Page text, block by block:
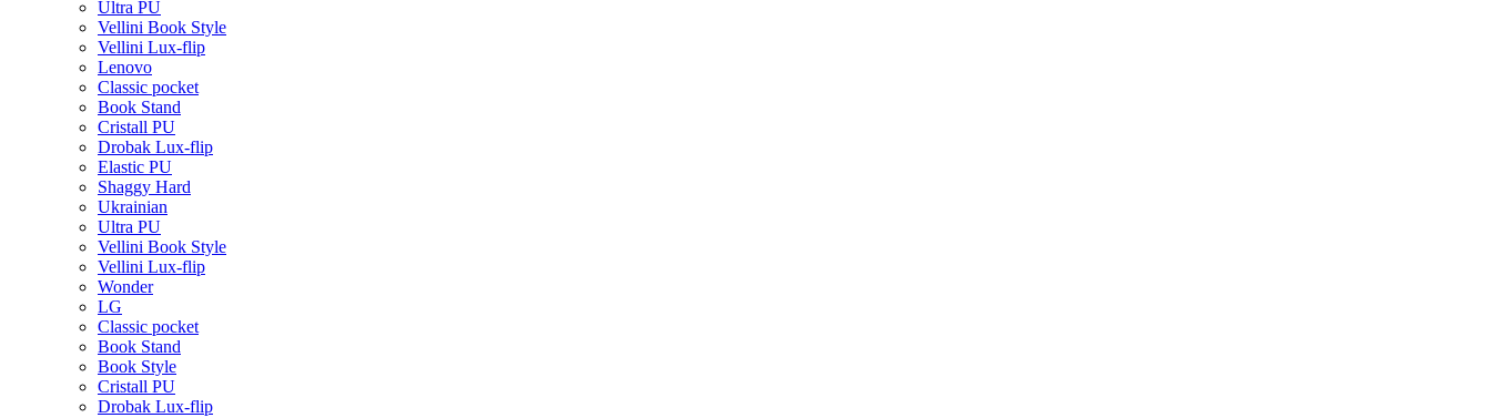
Ultra PU
Vellini Book Style
Vellini Lux-flip
Lenovo
Classic pocket
Book Stand
Cristall PU
Drobak Lux-flip
Elastic PU
Shaggy Hard
Ukrainian
Ultra PU
Vellini Book Style
Vellini Lux-flip
Wonder
LG
Classic pocket
Book Stand
Book Style
Cristall PU
Drobak Lux-flip